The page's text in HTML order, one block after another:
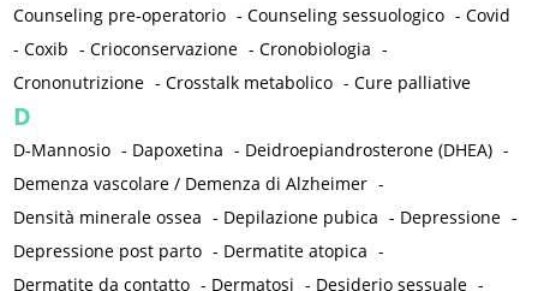
Counseling pre-operatorio -Counseling sessuologico -Covid
-Coxib -Crioconservazione -Cronobiologia -
Crononutrizione -Crosstalk metabolico -Cure palliative
D
D-Mannosio - Dapoxetina - Deidroepiandrosterone (DHEA) -
Demenza vascolare / Demenza di Alzheimer -
Densità minerale ossea - Depilazione pubica - Depressione -
Depressione post parto - Dermatite atopica -
Dermatite da contatto - Dermatosi - Desiderio sessuale -